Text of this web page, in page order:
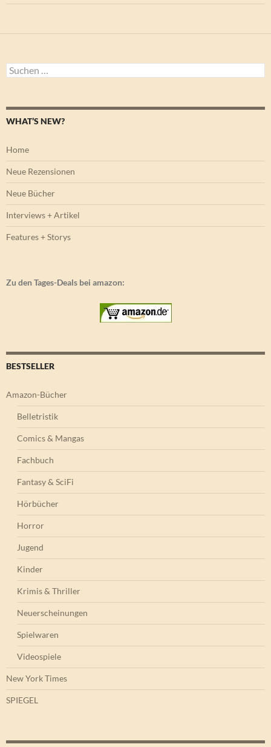
Suchen
nach:
WHAT’S NEW?
Home
Neue Rezensionen
Neue Bücher
Interviews + Artikel
Features + Storys
Zu den Tages-Deals bei amazon:
BESTSELLER
Amazon-Bücher
Belletristik
Comics & Mangas
Fachbuch
Fantasy & SciFi
Hörbücher
Horror
Jugend
Kinder
Krimis & Thriller
Neuerscheinungen
Spielwaren
Videospiele
New York Times
SPIEGEL